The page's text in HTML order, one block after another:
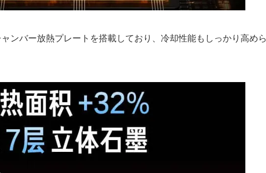
ンバー放熱プレートを搭載しており、冷却性能もしっかり高めら